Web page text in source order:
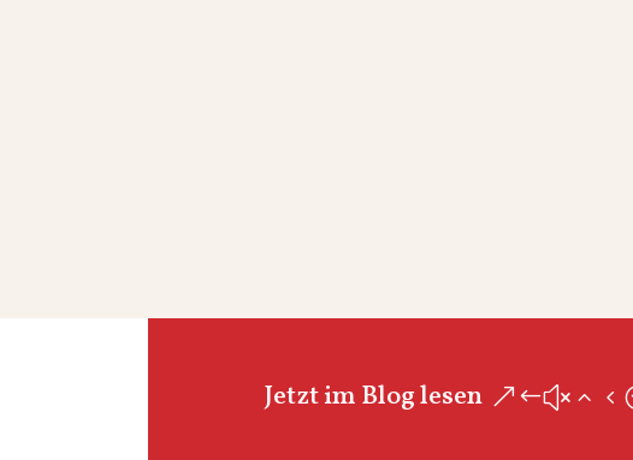
Jetzt im Blog lesen